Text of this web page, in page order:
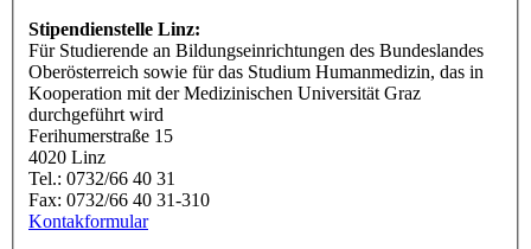
Stipendienstelle Linz:
Für Studierende an Bildungseinrichtungen des Bundeslandes
Oberösterreich sowie für das Studium Humanmedizin, das in
Kooperation mit der Medizinischen Universität Graz
durchgeführt wird
Ferihumerstraße 15
4020 Linz
Tel.: 0732/66 40 31
Fax: 0732/66 40 31-310
Kontakformular